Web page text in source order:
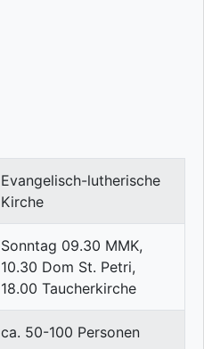
Evangelisch-lutherische
Kirche
Sonntag 09.30 MMK,
10.30 Dom St. Petri,
18.00 Taucherkirche
ca. 50-100 Personen